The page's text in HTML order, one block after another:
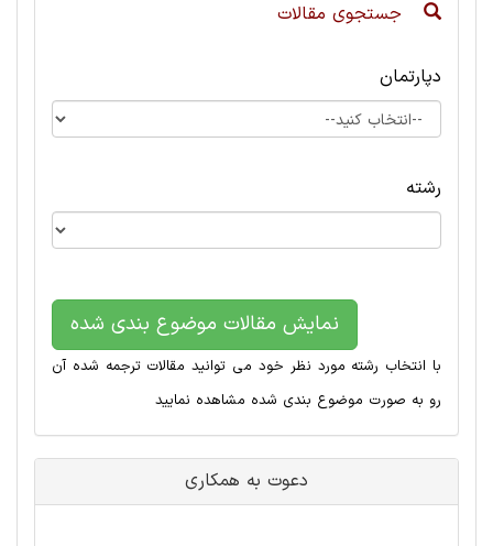
جستجوی مقالات
دپارتمان
رشته
نمایش مقالات موضوع بندی شده
با انتخاب رشته مورد نظر خود می توانید مقالات ترجمه شده آن
رو به صورت موضوع بندی شده مشاهده نمایید
دعوت به همکاری